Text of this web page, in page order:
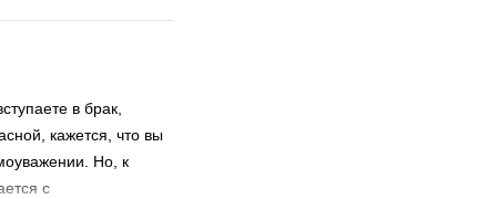
в брак,
кажется, что вы
Но, к
с